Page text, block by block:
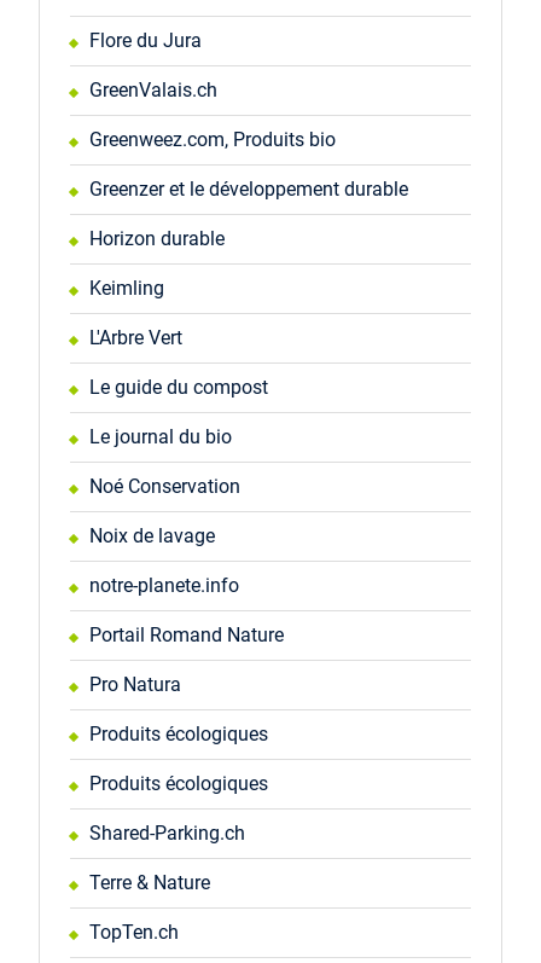
Flore du Jura
GreenValais.ch
Greenweez.com, Produits bio
Greenzer et le développement durable
Horizon durable
Keimling
L'Arbre Vert
Le guide du compost
Le journal du bio
Noé Conservation
Noix de lavage
notre-planete.info
Portail Romand Nature
Pro Natura
Produits écologiques
Produits écologiques
Shared-Parking.ch
Terre & Nature
TopTen.ch